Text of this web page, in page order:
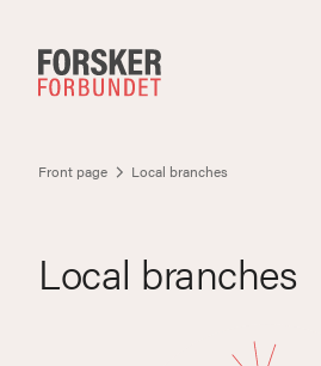
Front page Local branches
Local branches